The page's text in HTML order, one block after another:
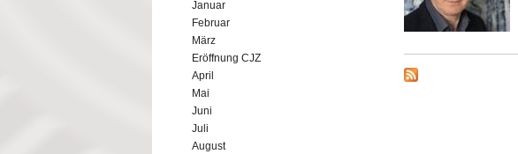
Januar
Februar
März
Eröffnung CJZ
April
Mai
Juni
Juli
August